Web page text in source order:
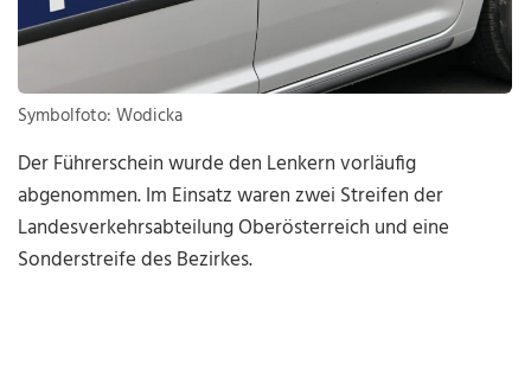
Symbolfoto: Wodicka
Der Führerschein wurde den Lenkern vorläufig
abgenommen. Im Einsatz waren zwei Streifen der
Landesverkehrsabteilung Oberösterreich und eine
Sonderstreife des Bezirkes.